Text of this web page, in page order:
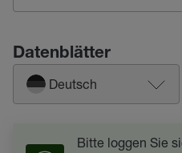
Datenblätter
Deutsch
Bitte loggen Sie